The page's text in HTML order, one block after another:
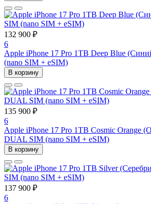
132 900 ₽
6
Apple iPhone 17 Pro 1TB Deep Blue
(nano SIM + eSIM)
В корзину
135 900 ₽
6
Apple iPhone 17 Pro 1TB Cosmic Orange
DUAL SIM (nano SIM + eSIM)
В корзину
137 900 ₽
6